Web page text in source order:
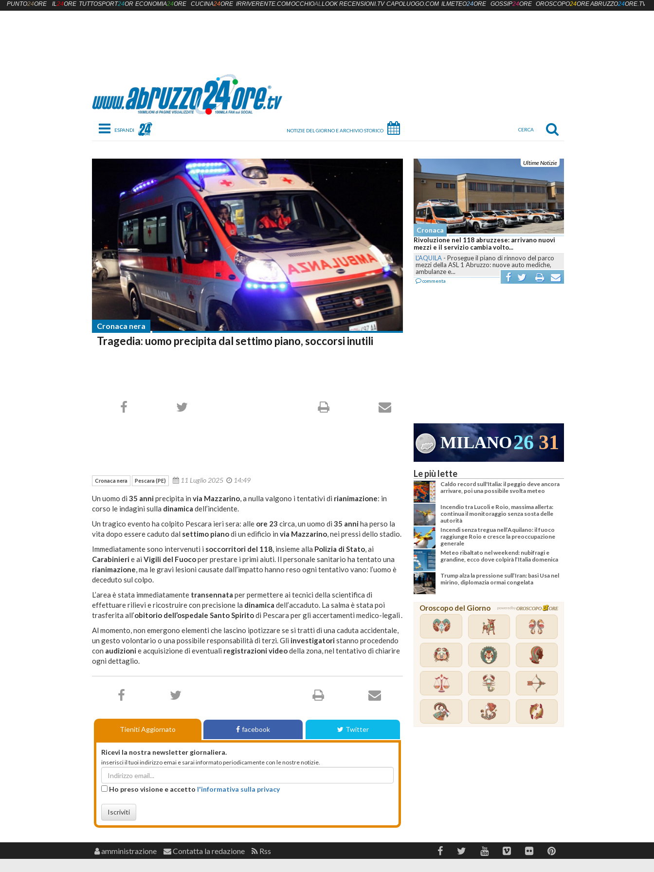
Toggle navigation
Cronaca nera
Tragedia: uomo precipita dal settimo piano, soccorsi inutili
Ultime Notizie
Rivoluzione nel 118 abruzzese: arrivano nuovi
mezzi e il servizio cambia volto...
L'AQUILA
Prosegue il piano di rinnovo del parco
mezzi della ASL 1 Abruzzo: nuove auto mediche,
ambulanze e...
commenta
Cronaca
Abruzzo brucia ancora, sei fronti attivi e
L'AQUILA-
Teramano, volontari, mezzi terrestri,
Canadair sono...
commenta
MILANO26 31 VENEZIA
Cronaca nera Pescara (PE) 11 Luglio 2025 14:49
Un uomo di 35 anni precipita in via Mazzarino, a nulla valgono i tentativi di rianimazione: in
corso le indagini sulla dinamica dell’incidente.
Un tragico evento ha colpito Pescara ieri sera: alle ore 23 circa, un uomo di 35 anni ha perso la
vita dopo essere caduto dal settimo pianodi un edificio in via Mazzarino, nei pressi dello stadio.
Immediatamente sono intervenuti i soccorritori del 118, insieme alla Polizia di Stato, ai
Carabinieri e ai Vigili del Fuocoper prestare i primi aiuti. Il personale sanitario ha tentato una
rianimazione, ma le gravi lesioni causate dall’impatto hanno reso ogni tentativo vano: l’uomo è
deceduto sul colpo.
L’area è stata immediatamente transennata per permettere ai tecnici della scientifica di
effettuare rilievi e ricostruire con precisione la dinamica dell’accaduto. La salma è stata poi
trasferita all’obitorio dell’ospedale Santo Spiritodi Pescara per gli accertamenti medico-legali.
Al momento, non emergono elementi che lascino ipotizzare se si tratti di una caduta accidentale,
un gesto volontario o una possibile responsabilità di terzi. Gli investigatori stanno procedendo
con audizioni e acquisizione di eventuali registrazioni videodella zona, nel tentativo di chiarire
ogni dettaglio.
Tieniti Aggiornato facebook Twitter
Ricevi la nostra newsletter giornaliera.
inserisci il tuoi indirizzo emai e sarai informato periodicamente con le nostre notizie.
Ho preso visione e accetto l'informativa sulla privacy
Iscriviti
Le più lette
Caldo record sull'Italia: il peggio deve ancora
arrivare, poi una possibile svolta meteo
Incendio tra Lucoli e Roio, massima allerta:
continua il monitoraggio senza sosta delle
autorità
Incendi senza tregua nell’Aquilano: il fuoco
raggiunge Roio e cresce la preoccupazione
generale
Meteo ribaltato nel weekend: nubifragi e
grandine, ecco dove colpirà l’Italia domenica
Trump alza la pressione sull’Iran: basi Usa nel
mirino, diplomazia ormai congelata
Oroscopo del Giorno powered byOROSCOPO ORE
PUNTO24ORE IL24ORE TUTTOSPORT24OREECONOMIA24ORE CUCINA24ORE IRRIVERENTE.COMOCCHIOALLOOK RECENSIONI.TV CAPOLUOGO.COM ILMETEO24ORE GOSSIP24ORE OROSCOPO24OREABRUZZO24ORE.TV
amministrazione Contatta la redazione Rss